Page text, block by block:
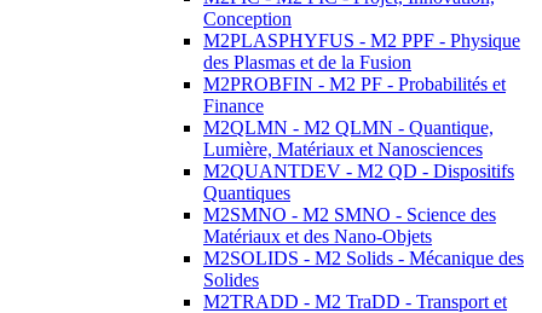
Conception
M2PLASPHYFUS - M2 PPF - Physique
des Plasmas et de la Fusion
M2PROBFIN - M2 PF - Probabilités et
Finance
M2QLMN - M2 QLMN - Quantique,
Lumière, Matériaux et Nanosciences
M2QUANTDEV - M2 QD - Dispositifs
Quantiques
M2SMNO - M2 SMNO - Science des
Matériaux et des Nano-Objets
M2SOLIDS - M2 Solids - Mécanique des
Solides
M2TRADD - M2 TraDD - Transport et